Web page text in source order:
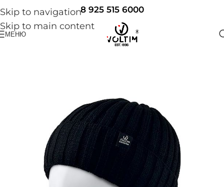
Skip to navigation
Skip to main content
8 925 515 6000
МЕНЮ